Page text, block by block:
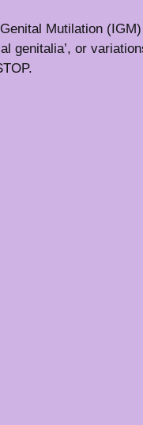
Mutilation
genitalia’, or